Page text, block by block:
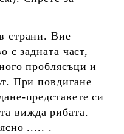
страни. Вие
с задната част,
проблясъци и
При повдигане
представете си
вижда рибата.
..... .